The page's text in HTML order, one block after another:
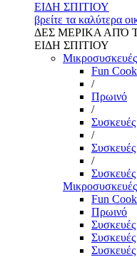
ΕΙΔΗ ΣΠΙΤΙΟΥ
βρείτε τα καλύτερα
ΔΕΣ ΜΕΡΙΚΑ ΑΠΌ
ΕΙΔΗ ΣΠΙΤΙΟΥ
Μικροσυσκευές
Fun
/
Πρωινό
/
/
/
Μικροσυσκευές
Fun
Πρωινό